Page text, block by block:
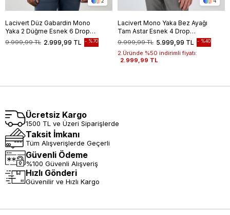
Lacivert Düz Gabardin Mono
Yaka 2 Düğme Esnek 6 Drop
Comfort Fit Casual Ceket
1002245165
2.999,99 TL
9.999,99 TL %70
Lacivert Mono Yaka Bez Ayağı
Tam Astar Esnek 4 Drop
Comfort Fit Classic Ceket
1002250157
5.999,99 TL
9.999,99 TL %40
2.Üründe %50 indirimli fiyatı:
2.999,99 TL
Ücretsiz Kargo
1500 TL ve Üzeri Siparişlerde
Taksit İmkanı
Tüm Alışverişlerde Geçerli
Güvenli Ödeme
%100 Güvenli Alışveriş
Hızlı Gönderi
Güvenilir ve Hızlı Kargo